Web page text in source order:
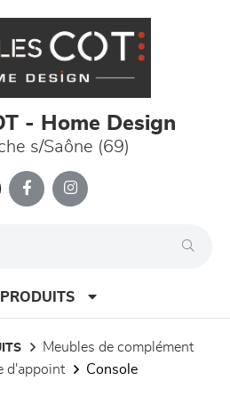
- Home Design
s/Saône (69)
meubles de complément
d'appoint
console